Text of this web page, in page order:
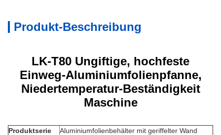
Produkt-Beschreibung
LK-T80 Ungiftige, hochfeste
Einweg-Aluminiumfolienpfanne,
Niedertemperatur-Beständigkeit
Maschine
Produktserie Aluminiumfolienbehälter mit geriffelter Wand